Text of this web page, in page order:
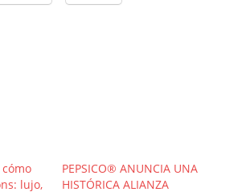
lujo,
PEPSICO® ANUNCIA UNA
HISTÓRICA ALIANZA